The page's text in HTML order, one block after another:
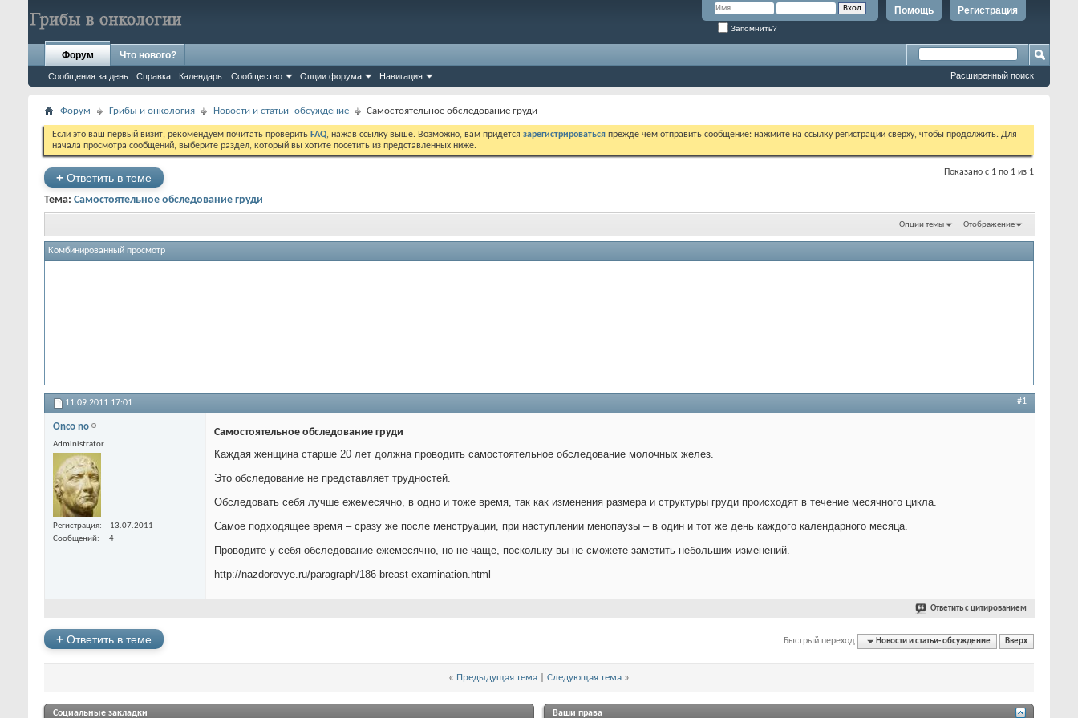
Регистрация
Помощь
Запомнить?
Форум
Сообщения за день Справка Календарь Сообщество Опции форума Навигация
Что нового?
Расширенный поиск
Форум Грибы и онкология Новости и статьи- обсуждение Самостоятельное обследование груди
Если это ваш первый визит, рекомендуем почитать проверить FAQ, нажав ссылку выше. Возможно, вам придется зарегистрироваться прежде чем отправить сообщение: нажмите на ссылку регистрации сверху, чтобы продолжить. Для
начала просмотра сообщений, выберите раздел, который вы хотите посетить из представленных ниже.
+ Ответить в теме Показано с 1 по 1 из 1
Тема: Самостоятельное обследование груди
Опции темы Отображение
Комбинированный просмотр
11.09.2011 17:01 #1
Onco no
Administrator
Регистрация
13.07.2011
Сообщений
4
Самостоятельное обследование груди
Каждая женщина старше 20 лет должна проводить самостоятельное обследование молочных желез.
Это обследование не представляет трудностей.
Обследовать себя лучше ежемесячно, в одно и тоже время, так как изменения размера и структуры груди происходят в течение месячного цикла.
Самое подходящее время – сразу же после менструации, при наступлении менопаузы – в один и тот же день каждого календарного месяца.
Проводите у себя обследование ежемесячно, но не чаще, поскольку вы не сможете заметить небольших изменений.
http://nazdorovye.ru/paragraph/186-breast-examination.html
Ответить с цитированием
+ Ответить в теме Быстрый переход Новости и статьи- обсуждение Вверх
« Предыдущая тема Следующая тема »
Социальные закладки Ваши права